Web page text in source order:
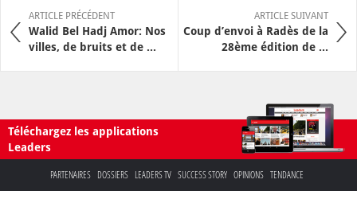
ARTICLE PRÉCÉDENT
Walid Bel Hadj Amor: Nos
villes, de bruits et de ...
ARTICLE SUIVANT
Coup d’envoi à Radès de la
28ème édition de ...
Téléchargez les applications
Leaders
PARTENAIRES DOSSIERS LEADERS TV SUCCESS STORY OPINIONS TENDANCE